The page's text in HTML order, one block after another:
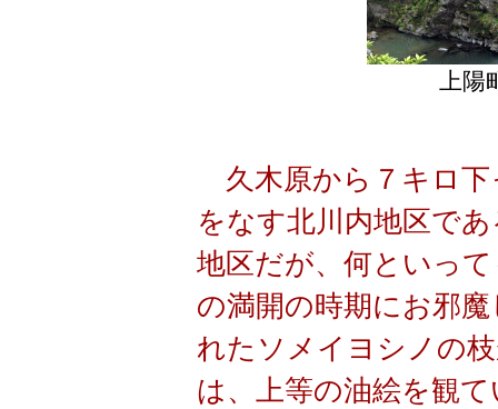
上
久木原から７キロ下
をなす北川内地区で
地区だが、何といっ
の満開の時期にお邪
れたソメイヨシノの
は、上等の油絵を観